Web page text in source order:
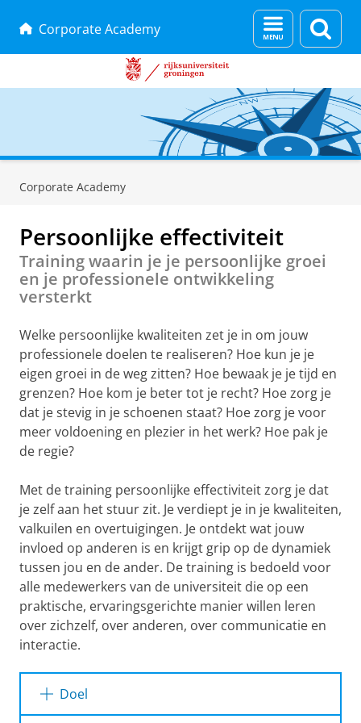
Corporate Academy
Menu
en
Corporate Academy
Persoonlijke effectiviteit
Training waarin je je persoonlijke groei
en je professionele ontwikkeling
versterkt
Welke persoonlijke kwaliteiten zet je in om jouw
professionele doelen te realiseren? Hoe kun je je
eigen groei in de weg zitten? Hoe bewaak je je tijd en
grenzen? Hoe kom je beter tot je recht? Hoe zorg je
dat je stevig in je schoenen staat? Hoe zorg je voor
meer voldoening en plezier in het werk? Hoe pak je
de regie?
Met de training persoonlijke effectiviteit zorg je dat
je zelf aan het stuur zit. Je verdiept je in je kwaliteiten,
valkuilen en overtuigingen. Je ontdekt wat jouw
invloed op anderen is en krijgt grip op de dynamiek
tussen jou en de ander. De training is bedoeld voor
alle medewerkers van de universiteit die op een
praktische, ervaringsgerichte manier willen leren
over zichzelf, over anderen, over communicatie en
interactie.
Doel